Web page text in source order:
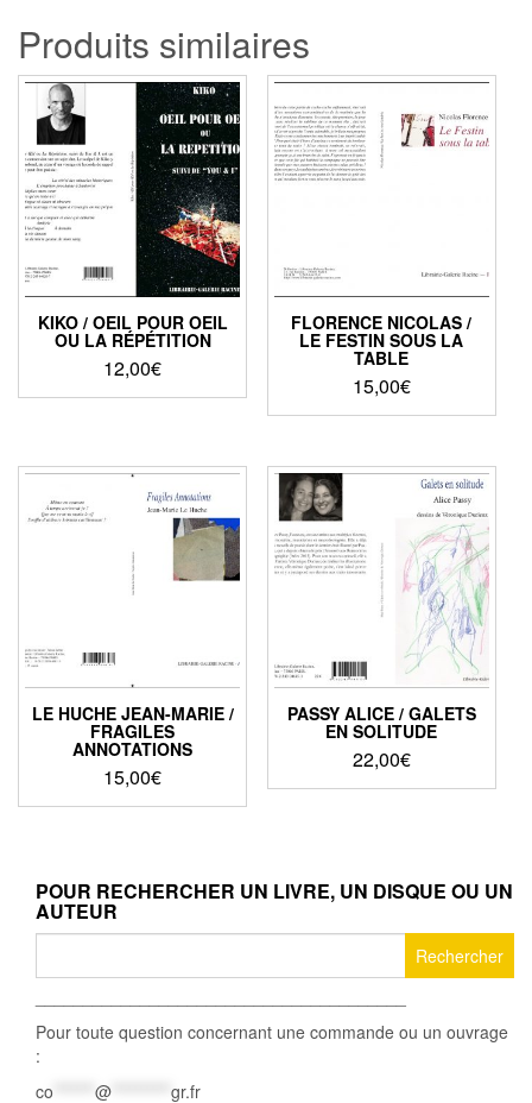
Produits similaires
KIKO / OEIL POUR OEIL
OU LA RÉPÉTITION
12,00€
FLORENCE NICOLAS /
LE FESTIN SOUS LA
TABLE
15,00€
LE HUCHE JEAN-MARIE /
FRAGILES
ANNOTATIONS
15,00€
PASSY ALICE / GALETS
EN SOLITUDE
22,00€
POUR RECHERCHER UN LIVRE, UN DISQUE OU UN
AUTEUR
Pour toute question concernant une commande ou un ouvrage
:
co
@ gr.fr